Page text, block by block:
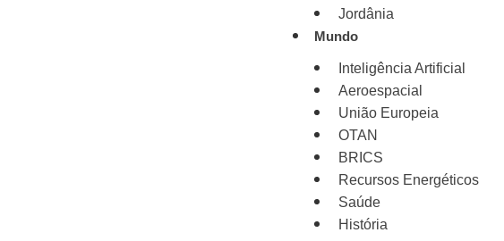
Jordânia
Mundo
Inteligência Artificial
Aeroespacial
União Europeia
OTAN
BRICS
Recursos Energéticos
Saúde
História